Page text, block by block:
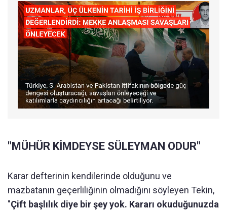
"MÜHÜR KİMDEYSE SÜLEYMAN ODUR"
Karar defterinin kendilerinde olduğunu ve
mazbatanın geçerliliğinin olmadığını söyleyen Tekin,
"Çift başlılık diye bir şey yok. Kararı okuduğunuzda